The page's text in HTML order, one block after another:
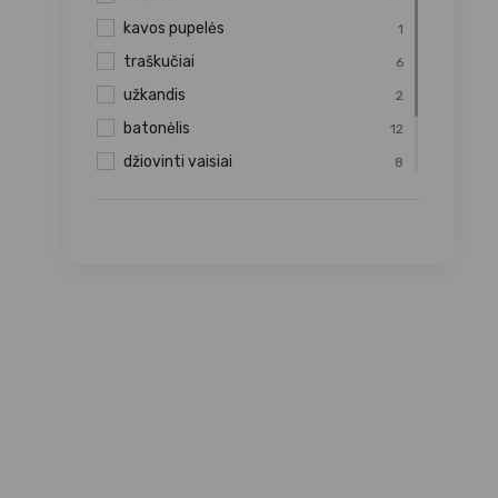
350 g 5
500 g 36
50 g 1
kavos pupelės 1
traškučiai 6
užkandis 2
batonėlis 12
džiovinti vaisiai 8